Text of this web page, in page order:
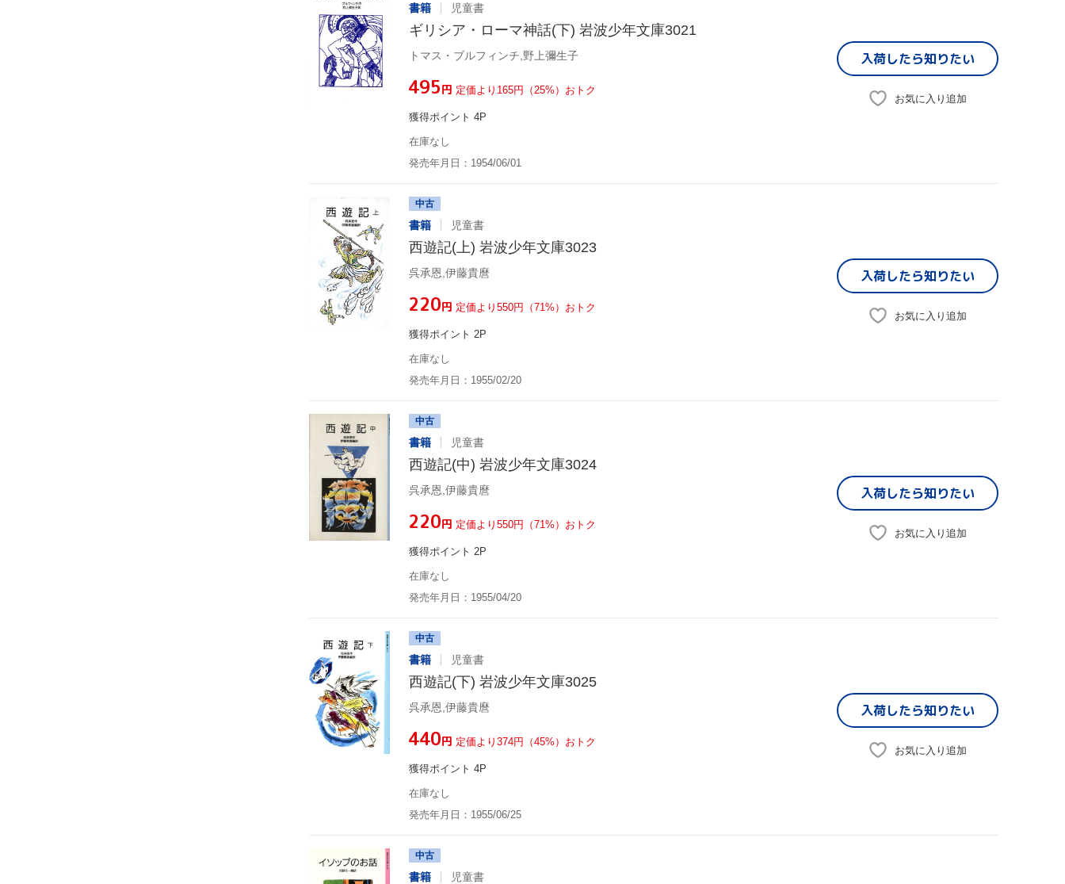
書籍 児童書
ギリシア・ローマ神話(下) 岩波少年文庫3021
トマス・ブルフィンチ,野上彌生子
¥495円 定価より165円（25%）おトク
獲得ポイント 4P
在庫なし
発売年月日：1954/06/01
入荷したら知りたい
お気に入り追加
中古
書籍 児童書
西遊記(上) 岩波少年文庫3023
呉承恩,伊藤貴麿
¥220円 定価より550円（71%）おトク
獲得ポイント 2P
在庫なし
発売年月日：1955/02/20
入荷したら知りたい
お気に入り追加
中古
書籍 児童書
西遊記(中) 岩波少年文庫3024
呉承恩,伊藤貴麿
¥220円 定価より550円（71%）おトク
獲得ポイント 2P
在庫なし
発売年月日：1955/04/20
入荷したら知りたい
お気に入り追加
中古
書籍 児童書
西遊記(下) 岩波少年文庫3025
呉承恩,伊藤貴麿
¥440円 定価より374円（45%）おトク
獲得ポイント 4P
在庫なし
発売年月日：1955/06/25
入荷したら知りたい
お気に入り追加
中古
書籍 児童書